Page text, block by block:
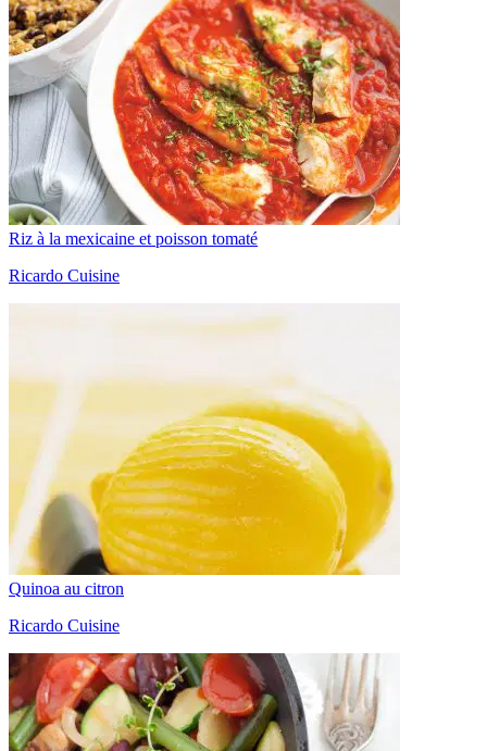
Riz à la mexicaine et poisson tomaté
Ricardo Cuisine
Quinoa au citron
Ricardo Cuisine